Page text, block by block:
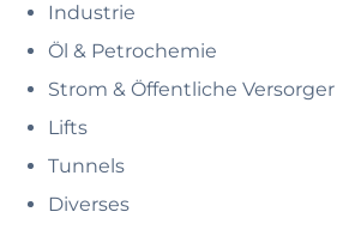
Industrie
Öl & Petrochemie
Strom & Öffentliche Versorger
Lifts
Tunnels
Diverses